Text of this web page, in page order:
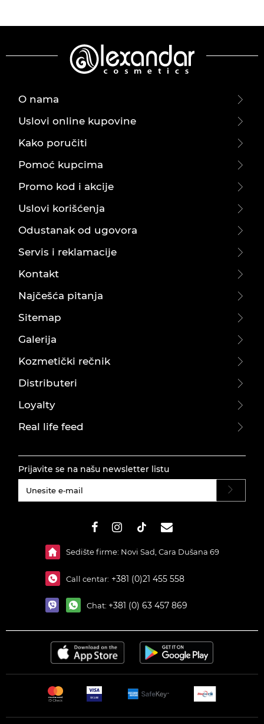
O nama
Uslovi online kupovine
Kako poručiti
Pomoć kupcima
Promo kod i akcije
Uslovi korišćenja
Odustanak od ugovora
Servis i reklamacije
Kontakt
Najčešća pitanja
Sitemap
Galerija
Kozmetički rečnik
Distributeri
Loyalty
Real life feed
Prijavite se na našu newsletter listu
Sedište firme: Novi Sad, Cara Dušana 69
Call centar: +381 (0)21 455 558
Chat: +381 (0) 63 457 869